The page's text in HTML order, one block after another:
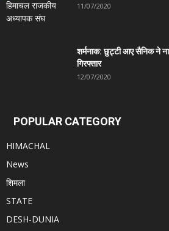
11/07/2020
शर्मनाक: छुट्टी आए सैनिक ने
गिरफ्तार
12/07/2020
POPULAR CATEGORY
HIMACHAL
News
शिमला
STATE
DESH-DUNIA